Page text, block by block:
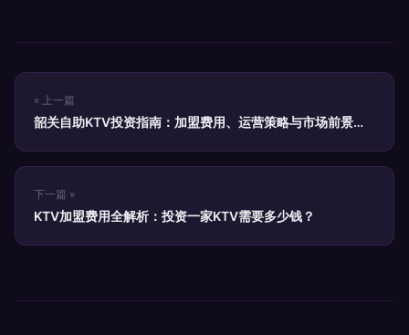
« 上一篇
韶关自助KTV投资指南：加盟费用、运营策略与市场前景深
下一篇 »
KTV加盟费用全解析：投资一家KTV需要多少钱？